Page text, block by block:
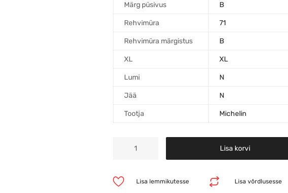
Märg püsivus B
Rehvimüra 71
Rehvimüra märgistus B
XL XL
Lumi N
Jää N
Tootja Michelin
Lisa korvi
Lisa võrdlusesse
Lisa lemmikutesse